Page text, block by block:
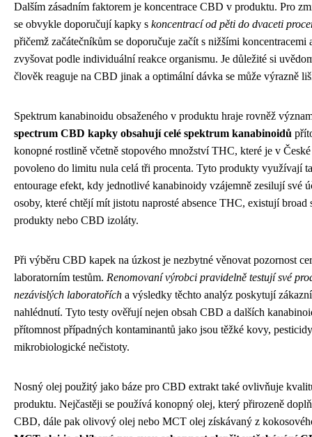
Dalším zásadním faktorem je koncentrace CBD v produktu. Pro
se obvykle doporučují kapky s koncentrací od pěti do dvaceti
přičemž začátečníkům se doporučuje začít s nižšími koncentracemi
zvyšovat podle individuální reakce organismu. Je důležité si
člověk reaguje na CBD jinak a optimální dávka se může výrazně
Spektrum kanabinoidu obsaženého v produktu hraje rovněž
spectrum CBD kapky obsahují celé spektrum kanabinoidů
konopné rostlině včetně stopového množství THC, které je v
povoleno do limitu nula celá tři procenta. Tyto produkty využívají
entourage efekt, kdy jednotlivé kanabinoidy vzájemně zesilují své
osoby, které chtějí mít jistotu naprosté absence THC, existují broad
produkty nebo CBD izoláty.
Při výběru CBD kapek na úzkost je nezbytné věnovat pozornost
laboratorním testům. Renomovaní výrobci pravidelně testují své
nezávislých laboratořích a výsledky těchto analýz poskytují
nahlédnutí. Tyto testy ověřují nejen obsah CBD a dalších
přítomnost případných kontaminantů jako jsou těžké kovy,
mikrobiologické nečistoty.
Nosný olej použitý jako báze pro CBD extrakt také ovlivňuje
produktu. Nejčastěji se používá konopný olej, který přirozeně
CBD, dále pak olivový olej nebo MCT olej získávaný z